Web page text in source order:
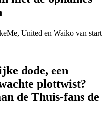
United en Waiko van start
dode, een
plottwist?
de Thuis-fans de